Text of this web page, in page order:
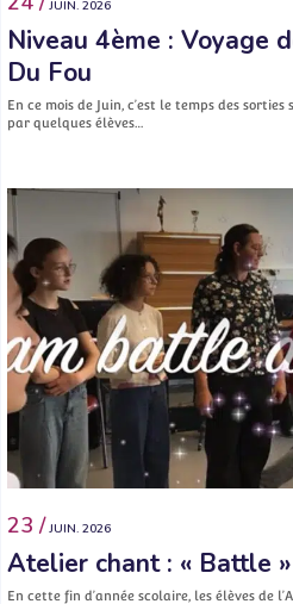
JUIN. 2026
Niveau 4ème : Voyage
Du Fou
En ce mois de Juin, c’est le temps des
par quelques élèves…
23 / JUIN. 2026
Atelier chant : « Battle
En cette fin d’année scolaire, les élèves de